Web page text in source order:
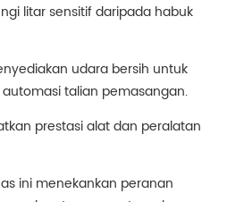
litar sensitif daripada habuk
udara bersih untuk
talian pemasangan.
prestasi alat dan peralatan
ini menekankan peranan